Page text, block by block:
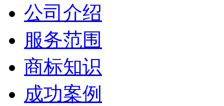
公司介绍
服务范围
商标知识
成功案例